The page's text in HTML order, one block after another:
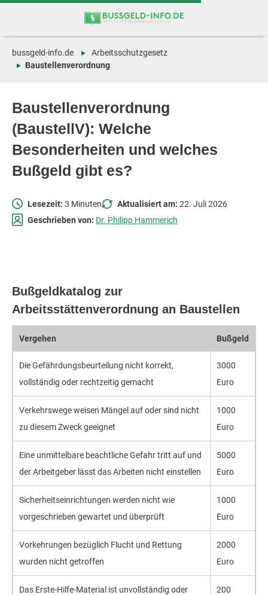
Zum
Zur
Baustellenverordnung
(BaustellV): Welche
Besonderheiten und welches
Bußgeld gibt es?
bussgeld-info.de
Arbeitsschutzgesetz
Baustellenverordnung
Lesezeit: 3 Minuten Aktualisiert am: 22. Juli 2026
Geschrieben von: Dr. Philipp Hammerich
Bußgeldkatalog zur
Arbeitsstättenverordnung an Baustellen
Vergehen Bußgeld
Die Gefährdungsbeurteilung nicht korrekt,
vollständig oder rechtzeitig gemacht
3000
Euro
Verkehrswege weisen Mängel auf oder sind nicht
zu diesem Zweck geeignet
1000
Euro
Eine unmittelbare beachtliche Gefahr tritt auf und
der Arbeitgeber lässt das Arbeiten nicht einstellen
5000
Euro
Sicherheitseinrichtungen werden nicht wie
vorgeschrieben gewartet und überprüft
1000
Euro
Vorkehrungen bezüglich Flucht und Rettung
wurden nicht getroffen
2000
Euro
Das Erste-Hilfe-Material ist unvollständig oder
200